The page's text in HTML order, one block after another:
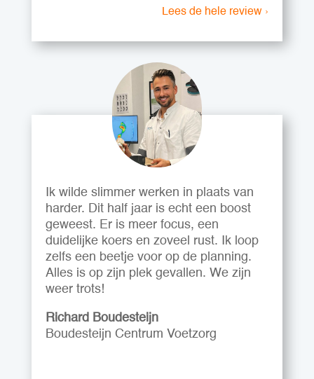
Lees de hele review ›
Ik wilde slimmer werken in plaats van
harder. Dit half jaar is echt een boost
geweest. Er is meer focus, een
duidelijke koers en zoveel rust. Ik loop
zelfs een beetje voor op de planning.
Alles is op zijn plek gevallen. We zijn
weer trots!
Richard Boudesteijn
Boudesteijn Centrum Voetzorg